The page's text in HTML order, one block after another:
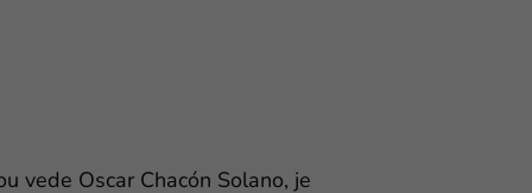
vede Oscar Chacón Solano, je